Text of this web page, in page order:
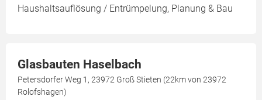
Haushaltsauflösung / Entrümpelung, Planung & Bau
Glasbauten Haselbach
Petersdorfer Weg 1, 23972 Groß Stieten (22km von 23972
Rolofshagen)